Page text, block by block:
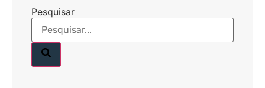
Pesquisar